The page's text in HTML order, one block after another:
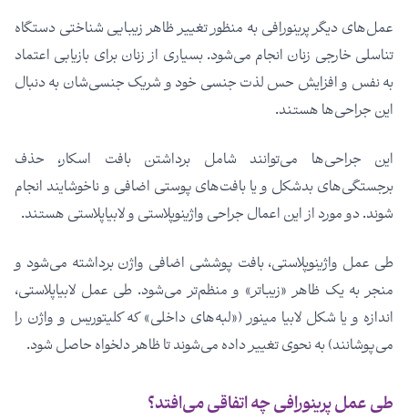
عمل‌های دیگر پرینورافی به منظور تغییر ظاهر زیبایی شناختی دستگاه
تناسلی خارجی زنان انجام می‌شود. بسیاری از زنان برای بازیابی اعتماد
به نفس و افزایش حس لذت جنسی خود و شریک جنسی‌شان به دنبال
این جراحی‌ها هستند.
این جراحی‌ها می‌توانند شامل برداشتن بافت اسکار، حذف
برجستگی‌های بدشکل و یا بافت‌های پوستی اضافی و ناخوشایند انجام
شوند. دو مورد از این اعمال جراحی واژینوپلاستی و لابیاپلاستی هستند.
طی عمل واژینوپلاستی، بافت پوششی اضافی واژن برداشته می‌شود و
منجر به یک ظاهر «زیباتر» و منظم‌تر می‌شود. طی عمل لابیاپلاستی،
اندازه و یا شکل لابیا مینور («لبه‌های داخلی» که کلیتوریس و واژن را
می‌پوشانند) به نحوی تغییر داده‌ می‌شوند تا ظاهر دلخواه حاصل شود.
طی عمل پرینورافی چه اتفاقی می‌افتد؟